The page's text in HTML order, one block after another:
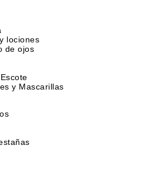
lociones
de ojos
y Mascarillas